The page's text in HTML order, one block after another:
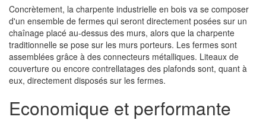
Concrètement, la charpente industrielle en bois va se composer
d'un ensemble de fermes qui seront directement posées sur un
chaînage placé au-dessus des murs, alors que la charpente
traditionnelle se pose sur les murs porteurs. Les fermes sont
assemblées grâce à des connecteurs métalliques. Liteaux de
couverture ou encore contrellatages des plafonds sont, quant à
eux, directement disposés sur les fermes.
Economique et performante